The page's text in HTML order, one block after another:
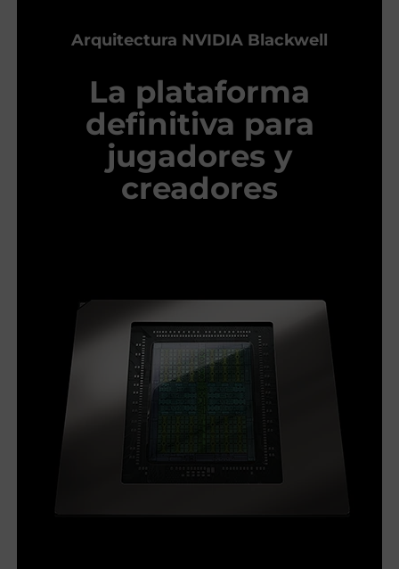
Arquitectura NVIDIA Blackwell
La plataforma
definitiva para
jugadores y
creadores